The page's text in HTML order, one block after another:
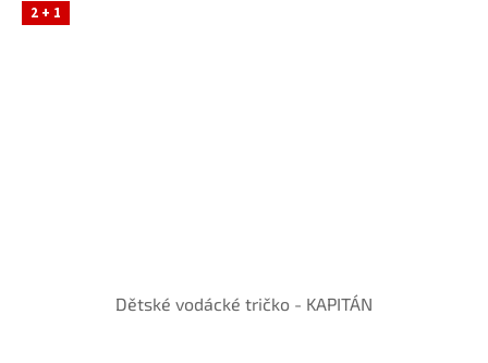
2 + 1
Dětské vodácké tričko - KAPITÁN